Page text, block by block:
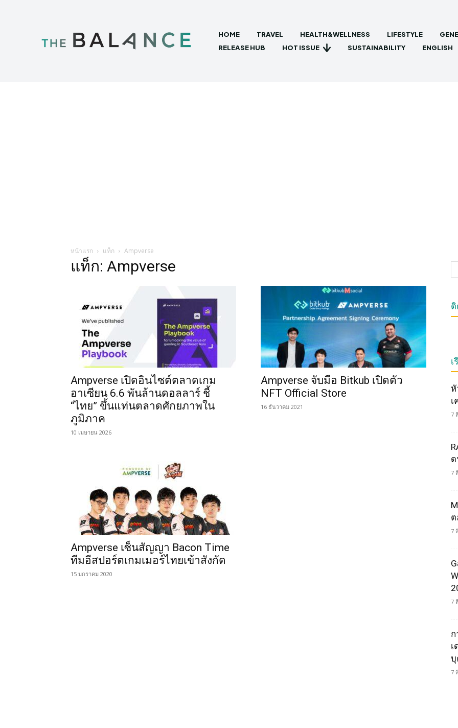
HOME TRAVEL HEALTH&WELLNESS LIFESTYLE
RELEASE HUB
HOT ISSUE SUSTAINABILITY ENGLISH
หน้าแรก แท็ก Ampverse
แท็ก: Ampverse
Ampverse เปิดอินไซต์ตลาดเกม
อาเซียน 6.6 พันล้านดอลลาร์ ชี้
“ไทย” ขึ้นแท่นตลาดศักยภาพใน
ภูมิภาค
10 เมษายน 2026
Ampverse จับมือ Bitkub เปิดตัว
NFT Official Store
16 ธันวาคม 2021
Ampverse เซ็นสัญญา Bacon Time
ทีมอีสปอร์ตเกมเมอร์ไทยเข้าสังกัด
15 มกราคม 2020
ติ
เ
หั
เ
7
7
7
7
บุ
7